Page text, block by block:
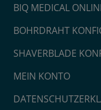
BIQ MEDICAL
BOHRDRAHT
SHAVERBLADE
MEIN KONTO